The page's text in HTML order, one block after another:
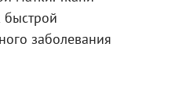
быстрой
заболевания